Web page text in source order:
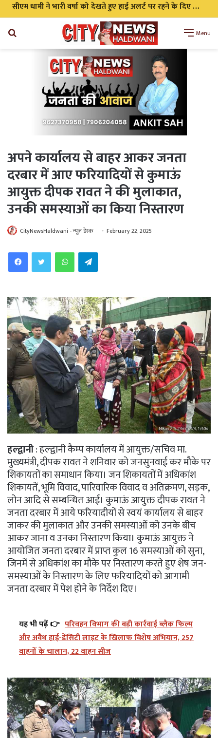
सीएम धामी ने भारी वर्षा को देखते हुए हाई अलर्ट पर रहने के दिए निर्देश सभी एजेंसी को किया अलर्ट
Menu
अपने कार्यालय से बाहर आकर जनता
दरबार में आए फरियादियों से कुमाऊं
आयुक्त दीपक रावत ने की मुलाकात,
उनकी समस्याओं का किया निस्तारण
CityNewsHaldwani - न्यूज़ डेस्क February 22, 2025
WhatsAppTelegram
हल्द्वानी: हल्द्वानी कैम्प कार्यालय में आयुक्त/सचिव मा.
मुख्यमंत्री, दीपक रावत ने शनिवार को जनसुनवाई कर मौके पर
शिकायतों का समाधान किया। जन शिकायतों में अधिकांश
शिकायतें, भूमि विवाद, पारिवारिक विवाद व अतिक्रमण, सड़क,
लोन आदि से सम्बन्धित आई। कुमाऊं आयुक्त दीपक रावत ने
जनता दरबार में आये फरियादीयों से स्वयं कार्यालय से बाहर
जाकर की मुलाकात और उनकी समस्याओं को उनके बीच
आकर जाना व उनका निस्तारण किया। कुमाऊं आयुक्त ने
आयोजित जनता दरबार में प्राप्त कुल 16 समस्याओं को सुना,
जिनमें से अधिकांश का मौके पर निस्तारण करते हुए शेष जन-
समस्याओं के निस्तारण के लिए फरियादियों को आगामी
जनता दरबार में पेश होने के निर्देश दिए।
यह भी पढ़ें 👉 परिवहन विभाग की बड़ी कार्रवाई ब्लैक फिल्म
और अवैध हाई-डेंसिटी लाइट के खिलाफ विशेष अभियान, 257
वाहनों के चालान, 22 वाहन सीज